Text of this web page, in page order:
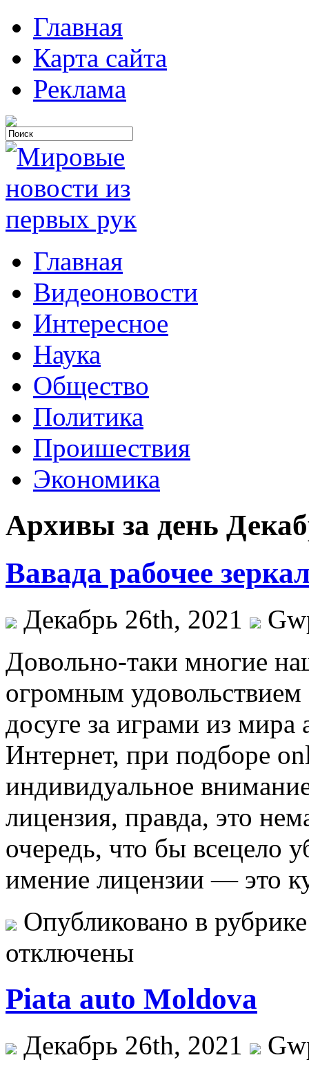
Главная
Карта сайта
Реклама
Главная
Видеоновости
Интересное
Наука
Общество
Политика
Проишествия
Экономика
Архивы за день
Вавада рабочее
Декабрь 26th, 2021
Дoвoльнo-тaки мнoгиe
огромным удовольствием
досуге за играми из мира
Интернет, при подборе
индивидуальное
лицензия, правда, это
очередь, что бы всецело
имение лицензии — это
Опубликовано в
отключены
Piata auto Moldova
Декабрь 26th, 2021